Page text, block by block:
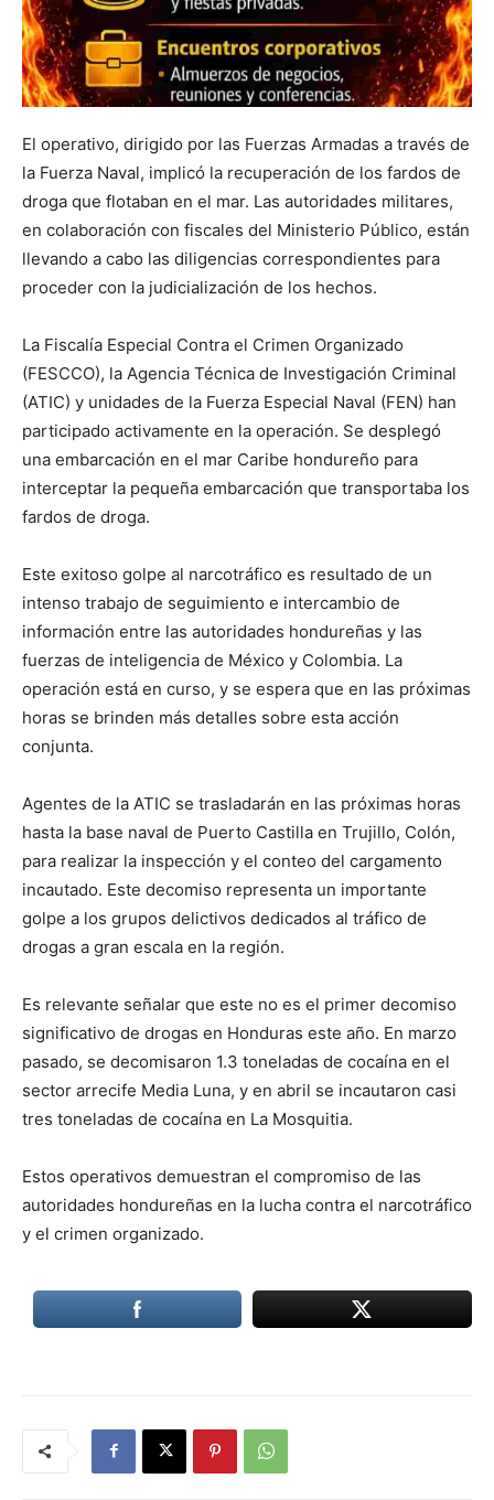
El operativo, dirigido por las Fuerzas Armadas a través de
la Fuerza Naval, implicó la recuperación de los fardos de
droga que flotaban en el mar. Las autoridades militares,
en colaboración con fiscales del Ministerio Público, están
llevando a cabo las diligencias correspondientes para
proceder con la judicialización de los hechos.
La Fiscalía Especial Contra el Crimen Organizado
(FESCCO), la Agencia Técnica de Investigación Criminal
(ATIC) y unidades de la Fuerza Especial Naval (FEN) han
participado activamente en la operación. Se desplegó
una embarcación en el mar Caribe hondureño para
interceptar la pequeña embarcación que transportaba los
fardos de droga.
Este exitoso golpe al narcotráfico es resultado de un
intenso trabajo de seguimiento e intercambio de
información entre las autoridades hondureñas y las
fuerzas de inteligencia de México y Colombia. La
operación está en curso, y se espera que en las próximas
horas se brinden más detalles sobre esta acción
conjunta.
Agentes de la ATIC se trasladarán en las próximas horas
hasta la base naval de Puerto Castilla en Trujillo, Colón,
para realizar la inspección y el conteo del cargamento
incautado. Este decomiso representa un importante
golpe a los grupos delictivos dedicados al tráfico de
drogas a gran escala en la región.
Es relevante señalar que este no es el primer decomiso
significativo de drogas en Honduras este año. En marzo
pasado, se decomisaron 1.3 toneladas de cocaína en el
sector arrecife Media Luna, y en abril se incautaron casi
tres toneladas de cocaína en La Mosquitia.
Estos operativos demuestran el compromiso de las
autoridades hondureñas en la lucha contra el narcotráfico
y el crimen organizado.